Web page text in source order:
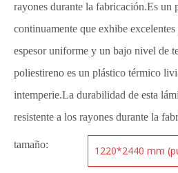
rayones durante la fabricación.Es un
continuamente que exhibe
espesor uniforme y un bajo nivel de
poliestireno es un plástico térmico
intemperie.La durabilidad de esta
resistente a los rayones durante la
tamaño: 1220*2440 mm